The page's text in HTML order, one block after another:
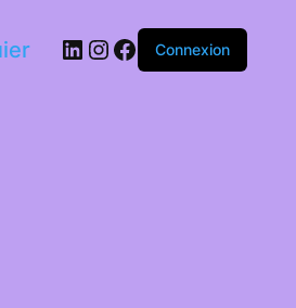
LinkedIn
Instagram
Facebook
Connexion